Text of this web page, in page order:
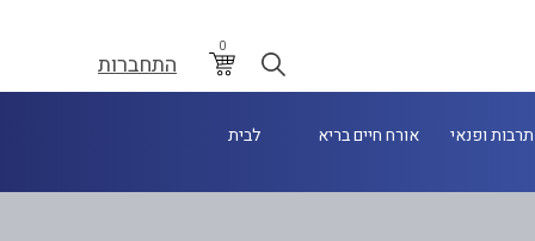
0
התחברות
תרבות ופנאי אורח חיים בריא לבית